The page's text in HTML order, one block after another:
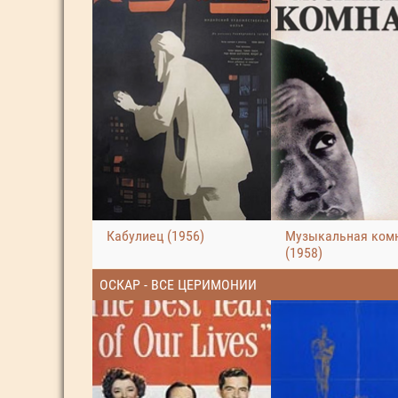
Кабулиец (1956)
Музыкальная
(1958)
ОСКАР - ВСЕ ЦЕРИМОНИИ